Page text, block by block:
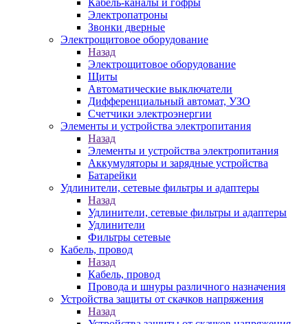
Кабель-каналы и гофры
Электропатроны
Звонки дверные
Электрощитовое оборудование
Назад
Электрощитовое оборудование
Щиты
Автоматические выключатели
Дифференциальный автомат, УЗО
Счетчики электроэнергии
Элементы и устройства электропитания
Назад
Элементы и устройства электропитания
Аккумуляторы и зарядные устройства
Батарейки
Удлинители, сетевые фильтры и адаптеры
Назад
Удлинители, сетевые фильтры и адаптеры
Удлинители
Фильтры сетевые
Кабель, провод
Назад
Кабель, провод
Провода и шнуры различного назначения
Устройства защиты от скачков напряжения
Назад